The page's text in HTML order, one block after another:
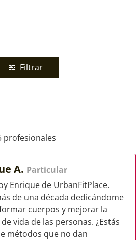
Filtrar
profesionales
A. Particular
Enrique de UrbanFitPlace.
de una década dedicándome
cuerpos y mejorar la
vida de las personas. ¿Estás
métodos que no dan